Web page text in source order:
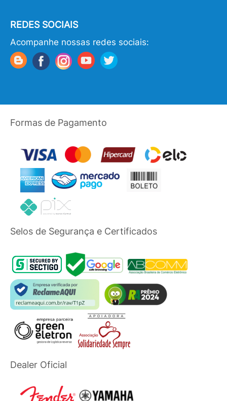
REDES SOCIAIS
Acompanhe nossas redes sociais:
Formas de Pagamento
Selos de Segurança e Certificados
Dealer Oficial